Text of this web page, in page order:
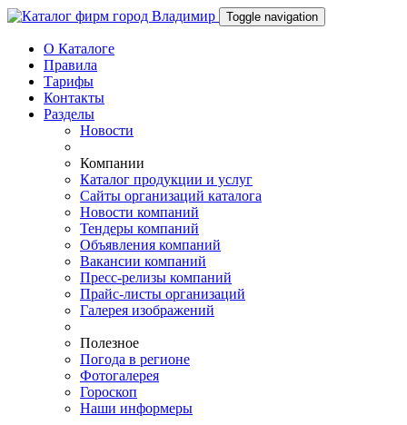
Toggle navigation
О Каталоге
Правила
Тарифы
Контакты
Разделы
Новости
Компании
Каталог продукции и услуг
Сайты организаций каталога
Новости компаний
Тендеры компаний
Объявления компаний
Вакансии компаний
Пресс-релизы компаний
Прайс-листы организаций
Галерея изображений
Полезное
Погода в регионе
Фотогалерея
Гороскоп
Наши информеры